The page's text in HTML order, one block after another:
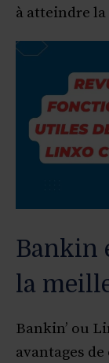
à atteindre
Bankin
la
Bankin’ ou
avantages